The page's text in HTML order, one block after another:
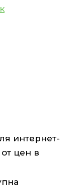
интернет-
цен в